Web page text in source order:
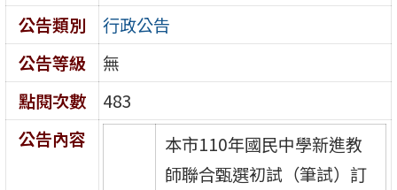
公告類別
行政公告
公告等級
無
點閱次數
483
公告內容
本市110年國民中學新進教
師聯合甄選初試（筆試）訂